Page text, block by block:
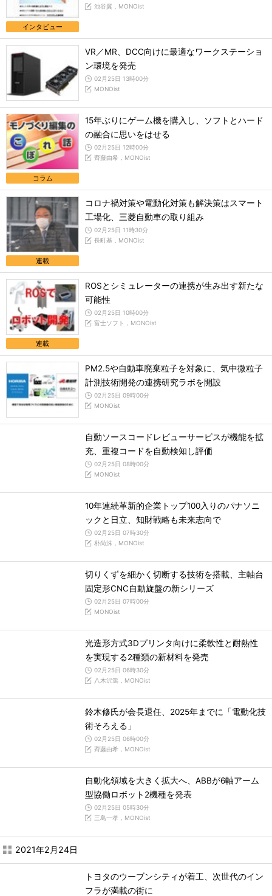
インタビュー
池谷翼，MONOist
VR／MR、DCC向けに最適なワークステーショ
ン環境を発売
02月25日 13時00分
MONOist
コラム
15年ぶりにゲーム機を購入し、ソフトとハード
の融合に思いをはせる
02月25日 12時00分
齊藤由希，MONOist
連載
コロナ禍対策や電動化対策も解決策はスマート
工場化、三菱自動車の取り組み
02月25日 11時30分
長町基，MONOist
連載
ROSとシミュレーターの連携が生み出す新たな
可能性
02月25日 10時00分
富士ソフト，MONOist
PM2.5や自動車廃棄粒子を対象に、気中微粒子
計測技術開発の連携研究ラボを開設
02月25日 09時00分
MONOist
自動ソースコードレビューサービスが機能を拡
充、重複コードを自動検知し評価
02月25日 08時00分
MONOist
10年連続革新的企業トップ100入りのパナソニ
ックと日立、知財戦略も未来志向で
02月25日 07時30分
朴尚洙，MONOist
切りくずを細かく切断する技術を搭載、主軸台
固定形CNC自動旋盤の新シリーズ
02月25日 07時00分
MONOist
光造形方式3Dプリンタ向けに柔軟性と耐熱性
を実現する2種類の新材料を発売
02月25日 06時30分
八木沢篤，MONOist
鈴木修氏が会長退任、2025年までに「電動化技
術そろえる」
02月25日 06時00分
齊藤由希，MONOist
自動化領域を大きく拡大へ、ABBが6軸アーム
型協働ロボット2機種を発表
02月25日 05時30分
三島一孝，MONOist
2021年2月24日
トヨタのウーブンシティが着工、次世代のイン
フラが満載の街に